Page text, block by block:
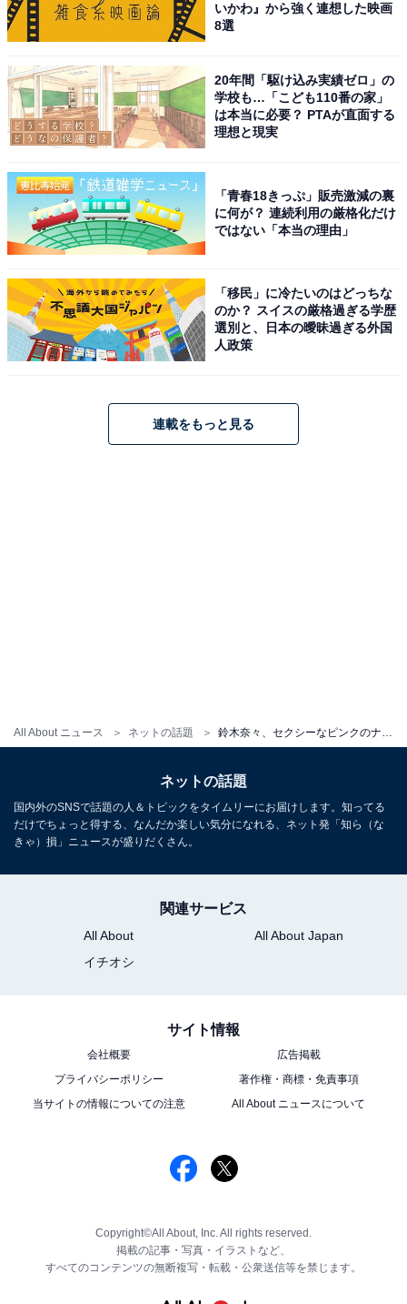
All About ニュース ネットの話題
いかわ』から強く連想した映画
8選
20年間「駆け込み実績ゼロ」の
学校も…「こども110番の家」
は本当に必要？ PTAが直面する
理想と現実
「青春18きっぷ」販売激減の裏
に何が？ 連続利用の厳格化だけ
ではない「本当の理由」
「移民」に冷たいのはどっちな
のか？ スイスの厳格過ぎる学歴
選別と、日本の曖昧過ぎる外国
人政策
連載をもっと見る
ネットの話題
国内外のSNSで話題の人＆トピックをタイムリーにお届けします。知ってる
だけでちょっと得する、なんだか楽しい気分になれる、ネット発「知ら（な
きゃ）損」ニュースが盛りだくさん。
関連サービス
All About
All About Japan
イチオシ
サイト情報
会社概要
広告掲載
プライバシーポリシー
著作権・商標・免責事項
当サイトの情報についての注意
All About ニュースについて
Copyright©All About, Inc. All rights reserved.
掲載の記事・写真・イラストなど、
すべてのコンテンツの無断複写・転載・公衆送信等を禁じます。